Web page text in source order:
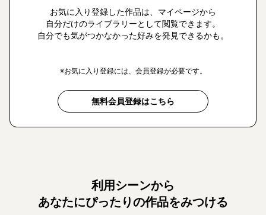
お気に入り登録した作品は、マイページから
自分だけのライブラリーとして閲覧できます。
自分でも気がつかなかった好みを発見できるかも。
※お気に入り登録には、会員登録が必要です。
無料会員登録はこちら
利用シーンから
あなたにぴったりの作品をみつける